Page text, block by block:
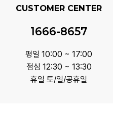
CUSTOMER CENTER
1666-8657
평일 10:00 ~ 17:00
점심 12:30 ~ 13:30
휴일 토/일/공휴일